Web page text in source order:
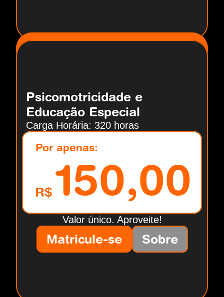
Psicomotricidade e
Educação Especial
Carga Horária: 320 horas
R$ 150,00
Por apenas:
Valor único. Aproveite!
Matricule-se Sobre